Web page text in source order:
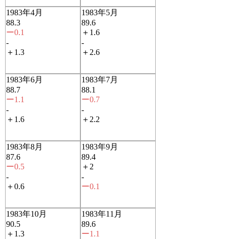
1983年4月
88.3
ー0.1
-
＋1.3
1983年5月
89.6
＋1.6
-
＋2.6
1983年6月
88.7
ー1.1
-
＋1.6
1983年7月
88.1
ー0.7
-
＋2.2
1983年8月
87.6
ー0.5
-
＋0.6
1983年9月
89.4
＋2
-
ー0.1
1983年10月
90.5
＋1.3
1983年11月
89.6
ー1.1